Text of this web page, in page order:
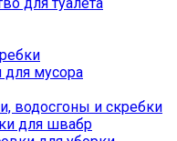
для туалета
мусора
водосгоны и скребки
для швабр